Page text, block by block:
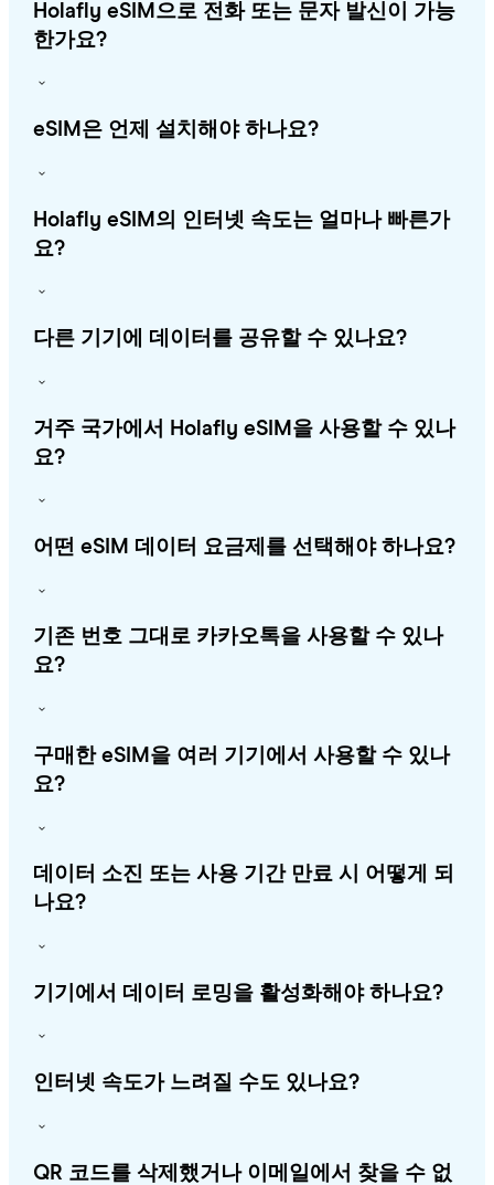
Holafly eSIM으로 전화 또는 문자 발신이 가능
한가요?
eSIM은 언제 설치해야 하나요?
Holafly eSIM의 인터넷 속도는 얼마나 빠른가
요?
다른 기기에 데이터를 공유할 수 있나요?
거주 국가에서 Holafly eSIM을 사용할 수 있나
요?
어떤 eSIM 데이터 요금제를 선택해야 하나요?
기존 번호 그대로 카카오톡을 사용할 수 있나
요?
구매한 eSIM을 여러 기기에서 사용할 수 있나
요?
데이터 소진 또는 사용 기간 만료 시 어떻게 되
나요?
기기에서 데이터 로밍을 활성화해야 하나요?
인터넷 속도가 느려질 수도 있나요?
QR 코드를 삭제했거나 이메일에서 찾을 수 없